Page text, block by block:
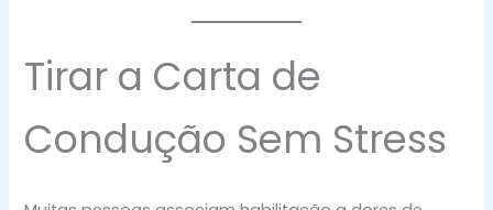
Tirar a Carta de
Condução Sem Stress